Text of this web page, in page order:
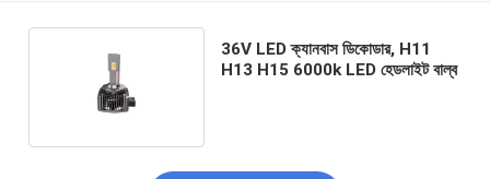
36V LED ক্যানবাস ডিকোডার, H11
H13 H15 6000k LED হেডলাইট বাল্ব